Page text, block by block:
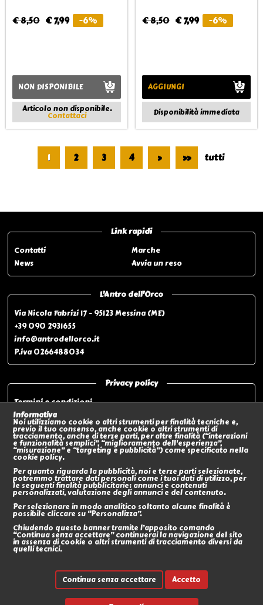
€ 8,50 € 7,99 -6%
NON DISPONIBILE
Articolo non disponibile.
Contattaci
€ 8,50 € 7,99 -6%
AGGIUNGI
Disponibilità immediata
1 2 3 4 > >> tutti
Link rapidi
Contatti
Marche
News
Avvia un reso
L'Antro dell'Orco
Via Nicola Fabrizi 17 - 95123 Messina (ME)
+39 090 2931655
info@antrodellorco.it
P.iva 0266488034
Privacy policy
Termini e condizioni
Privacy policy
Modalità di pagamento
Modalità di spedizione o Ritiro In negozio
Policy sui Resi
Eventi
Social
Informativa
Noi utilizziamo cookie o altri strumenti per finalità tecniche e,
previo il tuo consenso, anche cookie o altri strumenti di
tracciamento, anche di terze parti, per altre finalità (“interazioni
e funzionalità semplici”, “miglioramento dell'esperienza”,
“misurazione” e “targeting e pubblicità”) come specificato nella
cookie policy.
Per quanto riguarda la pubblicità, noi e terze parti selezionate,
potremmo trattare dati personali come i tuoi dati di utilizzo, per
le seguenti finalità pubblicitarie: annunci e contenuti
personalizzati, valutazione degli annunci e del contenuto.
Per selezionare in modo analitico soltanto alcune finalità è
possibile cliccare su “Personalizza”.
Chiudendo questo banner tramite l’apposito comando
“Continua senza accettare” continuerai la navigazione del sito
in assenza di cookie o altri strumenti di tracciamento diversi da
quelli tecnici.
Continua senza accettare Accetto